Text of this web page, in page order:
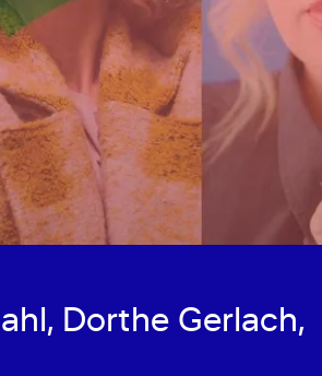
ahl, Dorthe Gerlach,